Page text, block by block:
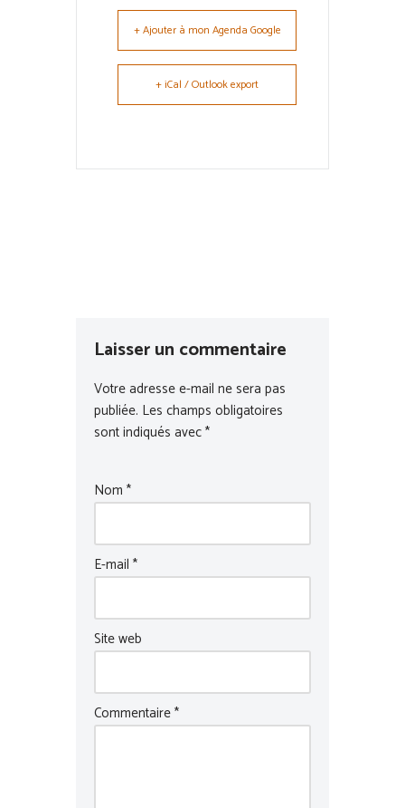
+ Ajouter à mon Agenda Google
+ iCal / Outlook export
Laisser un commentaire
Votre adresse e-mail ne sera pas
publiée. Les champs obligatoires
sont indiqués avec*
Nom *
E-mail *
Site web
Commentaire*